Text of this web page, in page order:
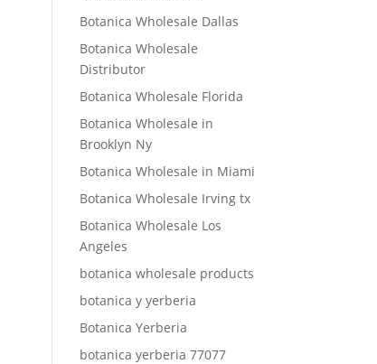
Botanica Wholesale Dallas
Botanica Wholesale
Distributor
Botanica Wholesale Florida
Botanica Wholesale in
Brooklyn Ny
Botanica Wholesale in Miami
Botanica Wholesale Irving tx
Botanica Wholesale Los
Angeles
botanica wholesale products
botanica y yerberia
Botanica Yerberia
botanica yerberia 77077